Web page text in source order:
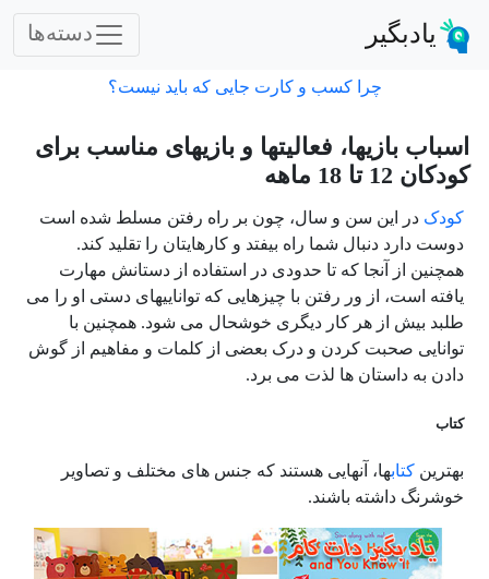
یادبگیر دسته‌ها
چرا کسب و کارت جایی که باید نیست؟
اسباب بازیها، فعالیتها و بازیهای مناسب برای
کودکان 12 تا 18 ماهه
کودک در این سن و سال، چون بر راه رفتن مسلط شده است
دوست دارد دنبال شما راه بیفتد و کارهایتان را تقلید کند.
همچنین از آنجا که تا حدودی در استفاده از دستانش مهارت
یافته است، از ور رفتن با چیزهایی که تواناییهای دستی او را می
طلبد بیش از هر کار دیگری خوشحال می شود. همچنین با
توانایی صحبت کردن و درک بعضی از کلمات و مفاهیم از گوش
دادن به داستان ها لذت می برد.
کتاب
بهترین کتابها، آنهایی هستند که جنس های مختلف و تصاویر
خوشرنگ داشته باشند.